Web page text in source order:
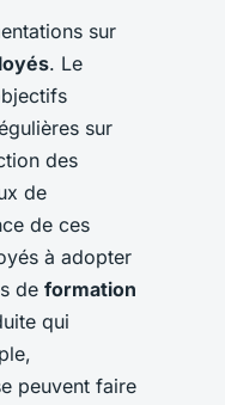
sur
. Le
sur
des
de
de ces
à adopter
de formation
qui
peuvent faire